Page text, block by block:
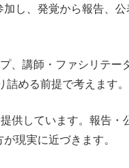
し、発覚から報告、
、講師・ファシリテ
める前提で考えます。
供しています。報告
現実に近づきます。